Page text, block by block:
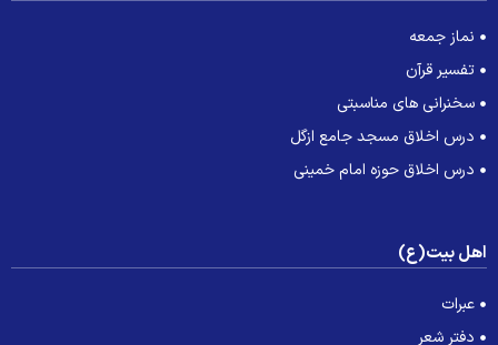
نماز جمعه
تفسیر قرآن
سخنرانی های مناسبتی
درس اخلاق مسجد جامع ازگل
درس اخلاق حوزه امام خمینی
بیت(ع)
عبرات
دفتر شعر